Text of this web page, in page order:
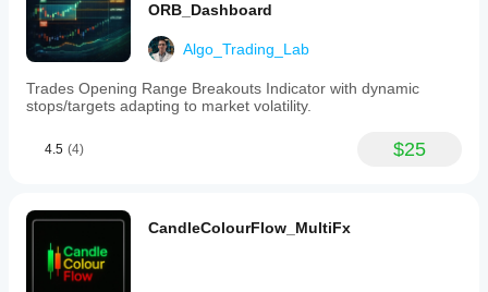
ORB_Dashboard
Algo_Trading_Lab
Trades Opening Range Breakouts Indicator with dynamic
stops/targets adapting to market volatility.
4.5 (4) $25
CandleColourFlow_MultiFx